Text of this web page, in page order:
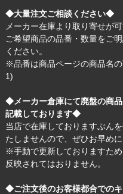
◆大量注文ご相談ください◆
メーカー在庫より取り寄せが
ご希望商品の品番・数量をご明
ください。
※品番は商品ページの商品名
1)
◆メーカー倉庫にて廃盤の商
記載しております◆
当店で在庫しておりますぶん
たしませんので、ぜひお早め
※手動で更新しておりますた
反映されてはおりません。
◆ご注文後のお客様都合での